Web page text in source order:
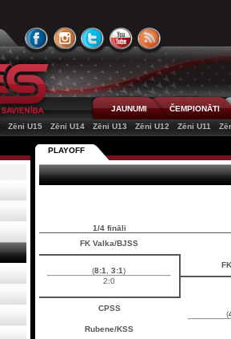
JAUNUMI
ČEMPIONĀTI
Zēni U15 Zēni U14 Zēni U13 Zēni U12 Zēni U11
PLAYOFF
1/4 fināli
FK Valka/BJSS
(8:1 ,3:1)
2:0
CPSS
(
Rubene/KSS